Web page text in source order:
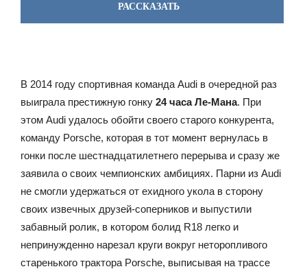
РАССКАЗАТЬ
В 2014 году спортивная команда Audi в очередной раз
выиграла престижную гонку 24 часа Ле-Мана. При
этом Audi удалось обойти своего старого конкурента,
команду Porsche, которая в тот момент вернулась в
гонки после шестнадцатилетнего перерыва и сразу же
заявила о своих чемпионских амбициях. Парни из Audi
не смогли удержаться от ехидного укола в сторону
своих извечных друзей-соперников и выпустили
забавный ролик, в котором болид R18 легко и
непринужденно нарезал круги вокруг неторопливого
старенького трактора Porsche, выписывая на трассе